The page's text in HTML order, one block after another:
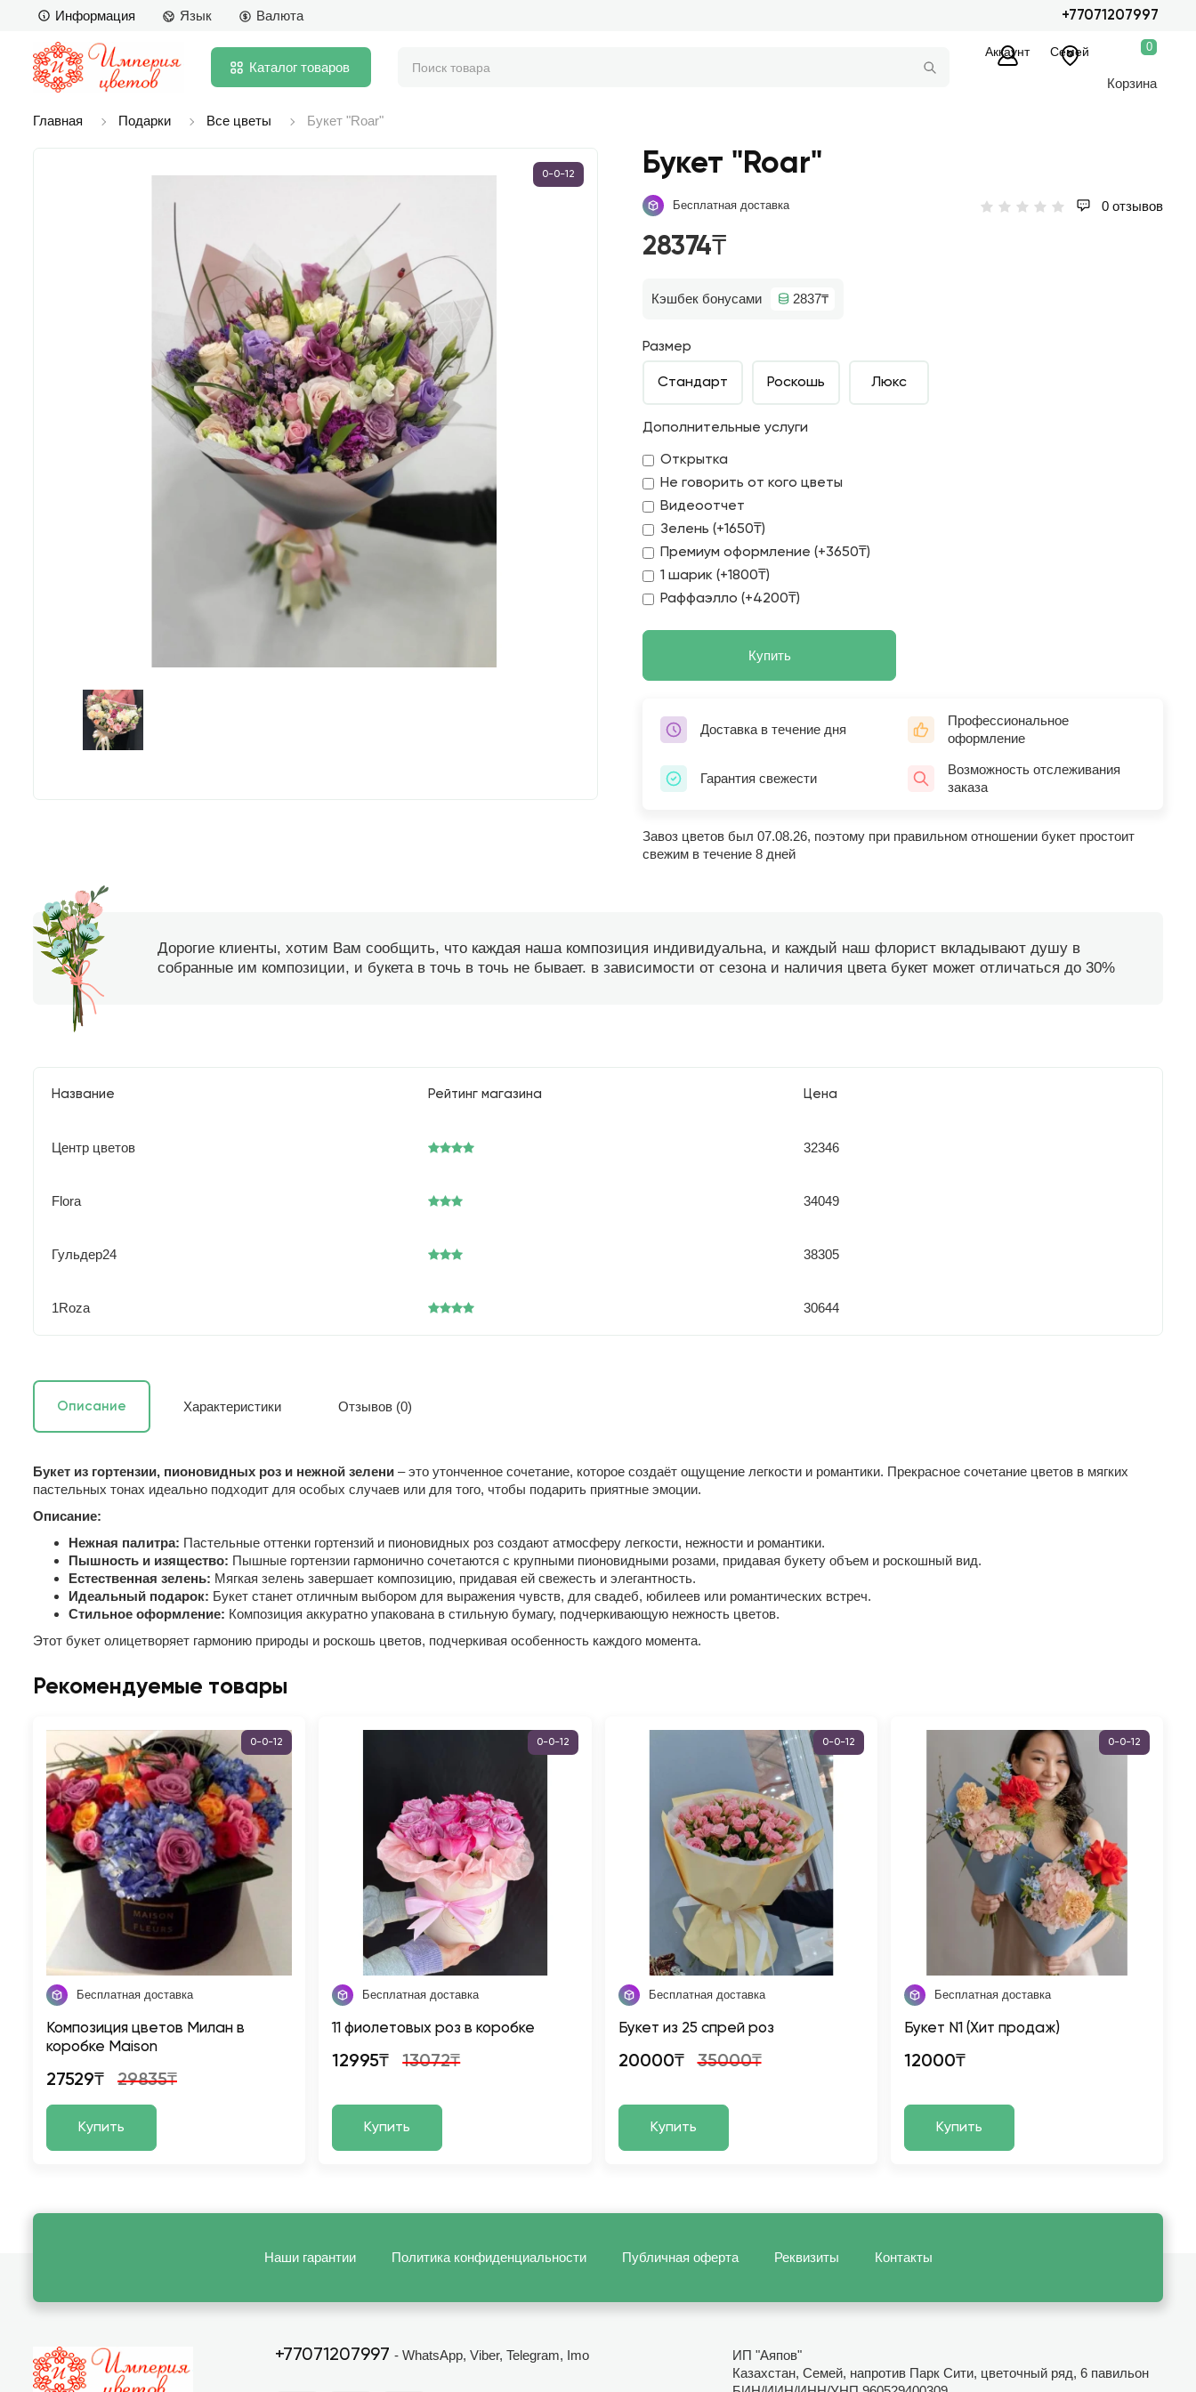
Информация Язык Валюта +77071207997
Каталог товаров
Аккаунт Семей 0
Корзина
Главная Подарки Все цветы Букет "Roar"
0-0-12 Букет "Roar"
Бесплатная доставка 0 отзывов
28374₸
Кэшбек бонусами 2837₸
Размер
Стандарт Роскошь Люкс
Дополнительные услуги
Открытка
Не говорить от кого цветы
Видеоотчет
Зелень (+1650₸)
Премиум оформление (+3650₸)
1 шарик (+1800₸)
Раффаэлло (+4200₸)
Купить
Доставка в течение дня
Профессиональное
оформление
Гарантия свежести
Возможность отслеживания
заказа
Завоз цветов был 07.08.26, поэтому при правильном отношении букет простоит
свежим в течение 8 дней
Дорогие клиенты, хотим Вам сообщить, что каждая наша композиция индивидуальна, и каждый наш флорист вкладывают душу в
собранные им композиции, и букета в точь в точь не бывает. в зависимости от сезона и наличия цвета букет может отличаться до 30%
Название Рейтинг магазина Цена
Центр цветов 32346
Flora 34049
Гульдер24 38305
1Roza 30644
Описание Характеристики Отзывов (0)
Букет из гортензии, пионовидных роз и нежной зелени – это утонченное сочетание, которое создаёт ощущение легкости и романтики. Прекрасное сочетание цветов в мягких
пастельных тонах идеально подходит для особых случаев или для того, чтобы подарить приятные эмоции.
Описание:
Нежная палитра: Пастельные оттенки гортензий и пионовидных роз создают атмосферу легкости, нежности и романтики.
Пышность и изящество: Пышные гортензии гармонично сочетаются с крупными пионовидными розами, придавая букету объем и роскошный вид.
Естественная зелень: Мягкая зелень завершает композицию, придавая ей свежесть и элегантность.
Идеальный подарок: Букет станет отличным выбором для выражения чувств, для свадеб, юбилеев или романтических встреч.
Стильное оформление: Композиция аккуратно упакована в стильную бумагу, подчеркивающую нежность цветов.
Этот букет олицетворяет гармонию природы и роскошь цветов, подчеркивая особенность каждого момента.
Рекомендуемые товары
0-0-12
Бесплатная доставка
Композиция цветов Милан в
коробке Maison
27529₸ 29835₸
Купить
0-0-12
Бесплатная доставка
11 фиолетовых роз в коробке
12995₸ 13072₸
Купить
0-0-12
Бесплатная доставка
Букет из 25 спрей роз
20000₸ 35000₸
Купить
0-0-12
Бесплатная доставка
Букет N1 (Хит продаж)
12000₸
Купить
Наши гарантии Политика конфиденциальности Публичная оферта Реквизиты Контакты
+77071207997 - WhatsApp, Viber, Telegram, Imo
ИП "Аяпов"
Казахстан, Семей, напротив Парк Сити, цветочный ряд, 6 павильон